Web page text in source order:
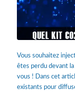
Vous souhaitez
êtes perdu devant
vous ! Dans cet
existants pour